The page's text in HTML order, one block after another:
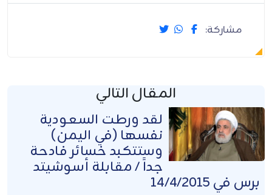
مشاركة:
المقال التالي
لقد ورطت السعودية
نفسها (في اليمن)
وستتكبد خسائر فادحة
جداً / مقابلة أسوشيتد
برس في 14/4/2015